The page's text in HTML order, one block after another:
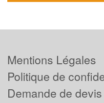
Mentions Légales
Politique de
Demande de